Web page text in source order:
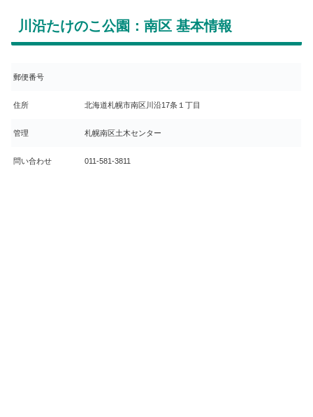
川沿たけのこ公園：南区 基本情報
郵便番号
住所 北海道札幌市南区川沿17条１丁目
管理 札幌南区土木センター
問い合わせ 011-581-3811